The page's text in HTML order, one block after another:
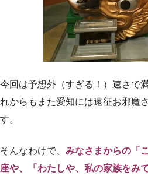
今回は予想外（すぎる！）速さで
れからもまた愛知には遠征お邪魔
す。
そんなわけで、 みなさまからの「
座や、「わたしや、私の家族をみ